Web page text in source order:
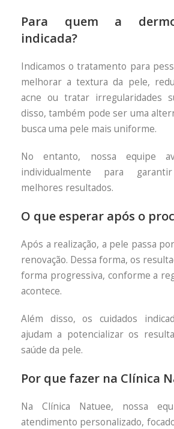
Para quem a
indicada?
Indicamos o tratamento para
melhorar a textura da pele,
acne ou tratar irregularidades
disso, também pode ser uma
busca uma pele mais uniforme.
No entanto, nossa equipe
individualmente para
melhores resultados.
O que esperar após o
Após a realização, a pele passa
renovação. Dessa forma, os
forma progressiva, conforme a
acontece.
Além disso, os cuidados
ajudam a potencializar os
saúde da pele.
Por que fazer na Clínica
Na Clínica Natuee, nossa
atendimento personalizado,